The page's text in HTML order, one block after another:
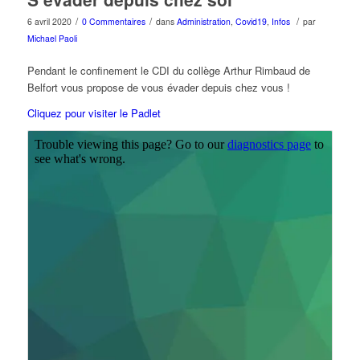
6 avril 2020 / 0 Commentaires / dans Administration, Covid19, Infos / par
Michael Paoli
Pendant le confinement le CDI du collège Arthur Rimbaud de
Belfort vous propose de vous évader depuis chez vous !
Cliquez pour visiter le Padlet